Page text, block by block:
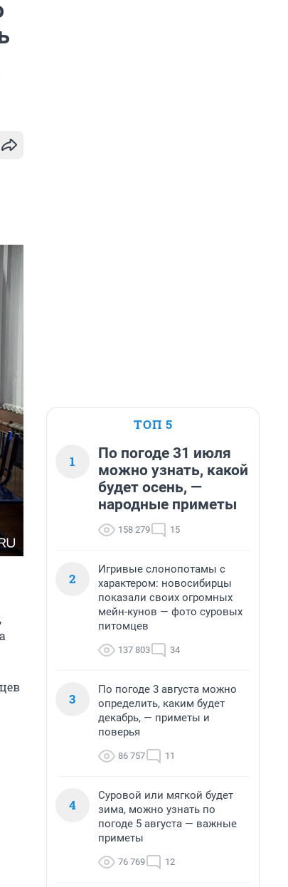
ТОП 5
1
По погоде 31 июля
можно узнать, какой
будет осень, —
народные приметы
158 279 15
2
Игривые слонопотамы с
характером: новосибирцы
показали своих огромных
мейн-кунов — фото суровых
питомцев
137 803 34
3
По погоде 3 августа можно
определить, каким будет
декабрь, — приметы и
поверья
86 757 11
4
Суровой или мягкой будет
зима, можно узнать по
погоде 5 августа — важные
приметы
76 769 12